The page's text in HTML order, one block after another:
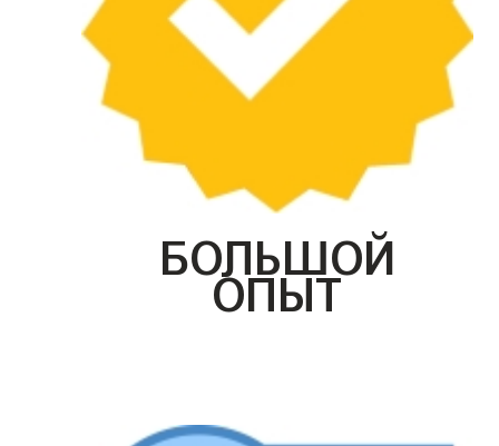
БОЛЬШОЙ
ОПЫТ